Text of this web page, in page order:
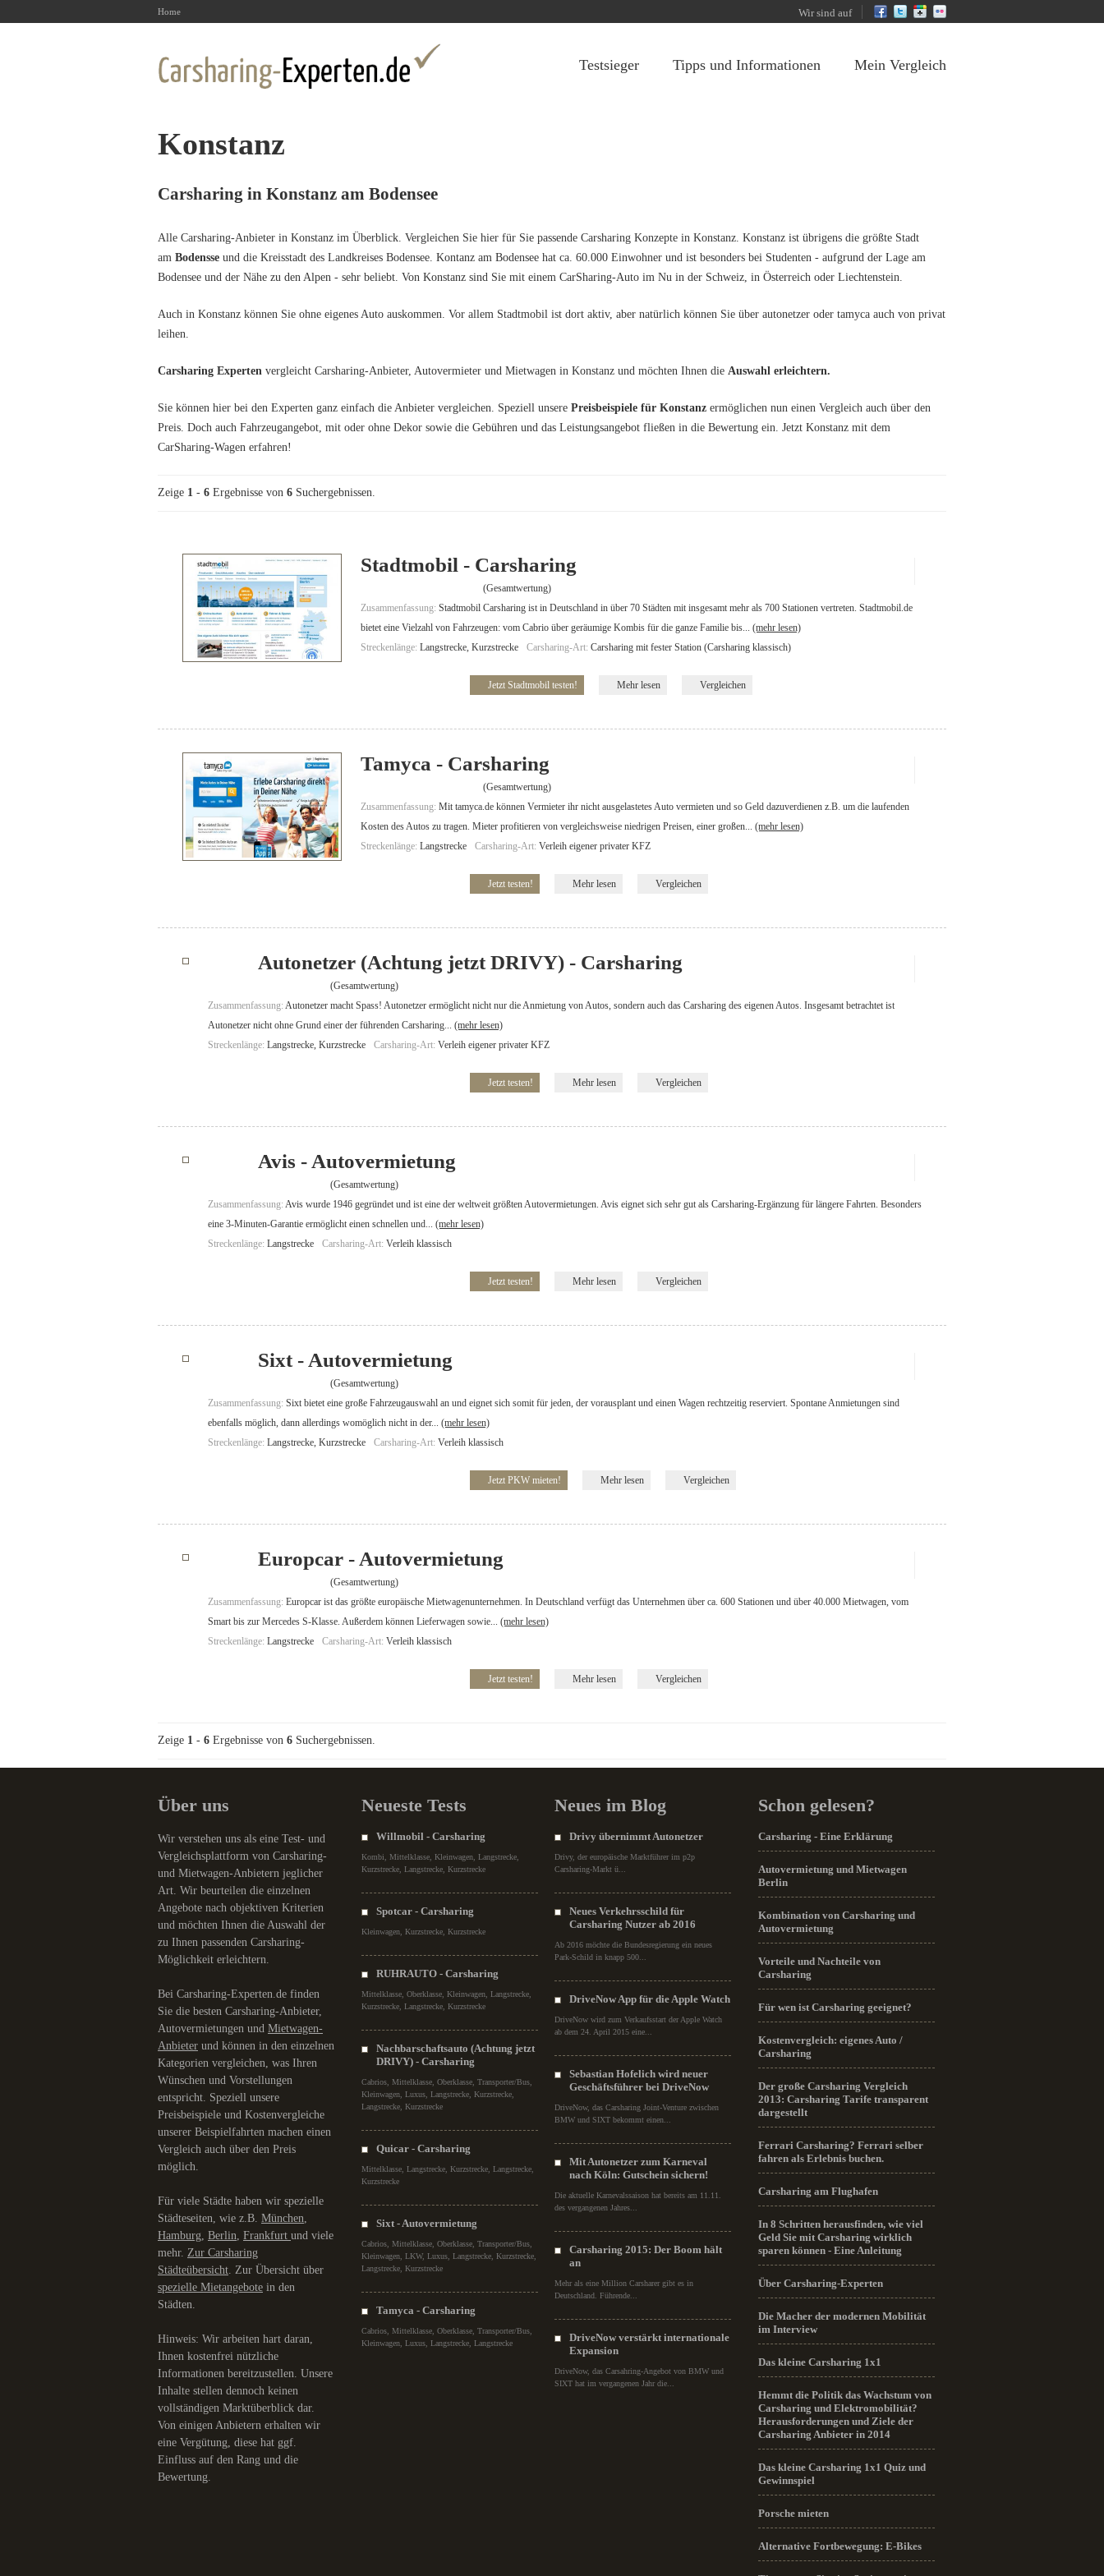
Home Wir sind auf
Testsieger Tipps und Informationen Mein Vergleich
Konstanz
Carsharing in Konstanz am Bodensee
Alle Carsharing-Anbieter in Konstanz im Überblick. Vergleichen Sie hier für Sie passende Carsharing Konzepte in Konstanz. Konstanz ist übrigens die größte Stadt
am Bodensse und die Kreisstadt des Landkreises Bodensee. Kontanz am Bodensee hat ca. 60.000 Einwohner und ist besonders bei Studenten - aufgrund der Lage am
Bodensee und der Nähe zu den Alpen - sehr beliebt. Von Konstanz sind Sie mit einem CarSharing-Auto im Nu in der Schweiz, in Österreich oder Liechtenstein.
Auch in Konstanz können Sie ohne eigenes Auto auskommen. Vor allem Stadtmobil ist dort aktiv, aber natürlich können Sie über autonetzer oder tamyca auch von privat
leihen.
Carsharing Experten vergleicht Carsharing-Anbieter, Autovermieter und Mietwagen in Konstanz und möchten Ihnen die Auswahl erleichtern.
Sie können hier bei den Experten ganz einfach die Anbieter vergleichen. Speziell unsere Preisbeispiele für Konstanz ermöglichen nun einen Vergleich auch über den
Preis. Doch auch Fahrzeugangebot, mit oder ohne Dekor sowie die Gebühren und das Leistungsangebot fließen in die Bewertung ein. Jetzt Konstanz mit dem
CarSharing-Wagen erfahren!
Zeige 1 - 6 Ergebnisse von 6 Suchergebnissen.
Stadtmobil - Carsharing
(Gesamtwertung)
Zusammenfassung: Stadtmobil Carsharing ist in Deutschland in über 70 Städten mit insgesamt mehr als 700 Stationen vertreten. Stadtmobil.de
bietet eine Vielzahl von Fahrzeugen: vom Cabrio über geräumige Kombis für die ganze Familie bis... (mehr lesen)
Streckenlänge: Langstrecke, Kurzstrecke Carsharing-Art: Carsharing mit fester Station (Carsharing klassisch)
Jetzt Stadtmobil testen! Mehr lesen Vergleichen
Tamyca - Carsharing
(Gesamtwertung)
Zusammenfassung: Mit tamyca.de können Vermieter ihr nicht ausgelastetes Auto vermieten und so Geld dazuverdienen z.B. um die laufenden
Kosten des Autos zu tragen. Mieter profitieren von vergleichsweise niedrigen Preisen, einer großen... (mehr lesen)
Streckenlänge: Langstrecke Carsharing-Art: Verleih eigener privater KFZ
Jetzt testen! Mehr lesen Vergleichen
Autonetzer (Achtung jetzt DRIVY) - Carsharing
(Gesamtwertung)
Zusammenfassung: Autonetzer macht Spass! Autonetzer ermöglicht nicht nur die Anmietung von Autos, sondern auch das Carsharing des eigenen Autos. Insgesamt betrachtet ist
Autonetzer nicht ohne Grund einer der führenden Carsharing... (mehr lesen)
Streckenlänge: Langstrecke, Kurzstrecke Carsharing-Art: Verleih eigener privater KFZ
Jetzt testen! Mehr lesen Vergleichen
Avis - Autovermietung
(Gesamtwertung)
Zusammenfassung: Avis wurde 1946 gegründet und ist eine der weltweit größten Autovermietungen. Avis eignet sich sehr gut als Carsharing-Ergänzung für längere Fahrten. Besonders
eine 3-Minuten-Garantie ermöglicht einen schnellen und... (mehr lesen)
Streckenlänge: Langstrecke Carsharing-Art: Verleih klassisch
Jetzt testen! Mehr lesen Vergleichen
Sixt - Autovermietung
(Gesamtwertung)
Zusammenfassung: Sixt bietet eine große Fahrzeugauswahl an und eignet sich somit für jeden, der vorausplant und einen Wagen rechtzeitig reserviert. Spontane Anmietungen sind
ebenfalls möglich, dann allerdings womöglich nicht in der... (mehr lesen)
Streckenlänge: Langstrecke, Kurzstrecke Carsharing-Art: Verleih klassisch
Jetzt PKW mieten! Mehr lesen Vergleichen
Europcar - Autovermietung
(Gesamtwertung)
Zusammenfassung: Europcar ist das größte europäische Mietwagenunternehmen. In Deutschland verfügt das Unternehmen über ca. 600 Stationen und über 40.000 Mietwagen, vom
Smart bis zur Mercedes S-Klasse. Außerdem können Lieferwagen sowie... (mehr lesen)
Streckenlänge: Langstrecke Carsharing-Art: Verleih klassisch
Jetzt testen! Mehr lesen Vergleichen
Zeige 1 - 6 Ergebnisse von 6 Suchergebnissen.
Über uns
Wir verstehen uns als eine Test- und
Vergleichsplattform von Carsharing-
und Mietwagen-Anbietern jeglicher
Art. Wir beurteilen die einzelnen
Angebote nach objektiven Kriterien
und möchten Ihnen die Auswahl der
zu Ihnen passenden Carsharing-
Möglichkeit erleichtern.
Bei Carsharing-Experten.de finden
Sie die besten Carsharing-Anbieter,
Autovermietungen und Mietwagen-
Anbieter und können in den einzelnen
Kategorien vergleichen, was Ihren
Wünschen und Vorstellungen
entspricht. Speziell unsere
Preisbeispiele und Kostenvergleiche
unserer Beispielfahrten machen einen
Vergleich auch über den Preis
möglich.
Für viele Städte haben wir spezielle
Städteseiten, wie z.B. München,
Hamburg, Berlin, Frankfurt und viele
mehr. Zur Carsharing
Städteübersicht. Zur Übersicht über
spezielle Mietangebote in den
Städten.
Hinweis: Wir arbeiten hart daran,
Ihnen kostenfrei nützliche
Informationen bereitzustellen. Unsere
Inhalte stellen dennoch keinen
vollständigen Marktüberblick dar.
Von einigen Anbietern erhalten wir
eine Vergütung, diese hat ggf.
Einfluss auf den Rang und die
Bewertung.
Neueste Tests
Willmobil - Carsharing
Kombi, Mittelklasse, Kleinwagen, Langstrecke,
Kurzstrecke, Langstrecke, Kurzstrecke
Spotcar - Carsharing
Kleinwagen, Kurzstrecke, Kurzstrecke
RUHRAUTO - Carsharing
Mittelklasse, Oberklasse, Kleinwagen, Langstrecke,
Kurzstrecke, Langstrecke, Kurzstrecke
Nachbarschaftsauto (Achtung jetzt
DRIVY) - Carsharing
Cabrios, Mittelklasse, Oberklasse, Transporter/Bus,
Kleinwagen, Luxus, Langstrecke, Kurzstrecke,
Langstrecke, Kurzstrecke
Quicar - Carsharing
Mittelklasse, Langstrecke, Kurzstrecke, Langstrecke,
Kurzstrecke
Sixt - Autovermietung
Cabrios, Mittelklasse, Oberklasse, Transporter/Bus,
Kleinwagen, LKW, Luxus, Langstrecke, Kurzstrecke,
Langstrecke, Kurzstrecke
Tamyca - Carsharing
Cabrios, Mittelklasse, Oberklasse, Transporter/Bus,
Kleinwagen, Luxus, Langstrecke, Langstrecke
Neues im Blog
Drivy übernimmt Autonetzer
Drivy, der europäische Marktführer im p2p
Carsharing-Markt ü...
Neues Verkehrsschild für
Carsharing Nutzer ab 2016
Ab 2016 möchte die Bundesregierung ein neues
Park-Schild in knapp 500...
DriveNow App für die Apple Watch
DriveNow wird zum Verkaufsstart der Apple Watch
ab dem 24. April 2015 eine...
Sebastian Hofelich wird neuer
Geschäftsführer bei DriveNow
DriveNow, das Carsharing Joint-Venture zwischen
BMW und SIXT bekommt einen...
Mit Autonetzer zum Karneval
nach Köln: Gutschein sichern!
Die aktuelle Karnevalssaison hat bereits am 11.11.
des vergangenen Jahres...
Carsharing 2015: Der Boom hält
an
Mehr als eine Million Carsharer gibt es in
Deutschland. Führende...
DriveNow verstärkt internationale
Expansion
DriveNow, das Carsahring-Angebot von BMW und
SIXT hat im vergangenen Jahr die...
Schon gelesen?
Carsharing - Eine Erklärung
Autovermietung und Mietwagen
Berlin
Kombination von Carsharing und
Autovermietung
Vorteile und Nachteile von
Carsharing
Für wen ist Carsharing geeignet?
Kostenvergleich: eigenes Auto /
Carsharing
Der große Carsharing Vergleich
2013: Carsharing Tarife transparent
dargestellt
Ferrari Carsharing? Ferrari selber
fahren als Erlebnis buchen.
Carsharing am Flughafen
In 8 Schritten herausfinden, wie viel
Geld Sie mit Carsharing wirklich
sparen können - Eine Anleitung
Über Carsharing-Experten
Die Macher der modernen Mobilität
im Interview
Das kleine Carsharing 1x1
Hemmt die Politik das Wachstum von
Carsharing und Elektromobilität?
Herausforderungen und Ziele der
Carsharing Anbieter in 2014
Das kleine Carsharing 1x1 Quiz und
Gewinnspiel
Porsche mieten
Alternative Fortbewegung: E-Bikes